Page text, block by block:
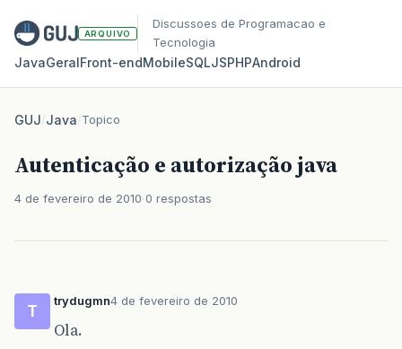
ARQUIVO
Discussoes de Programacao e
Tecnologia
JavaGeralFront‑endMobileSQLJSPHPAndroid
GUJ/Java/Topico
Autenticação e autorização java
4 de fevereiro de 2010 0 respostas
T
trydugmn4 de fevereiro de 2010
Ola.